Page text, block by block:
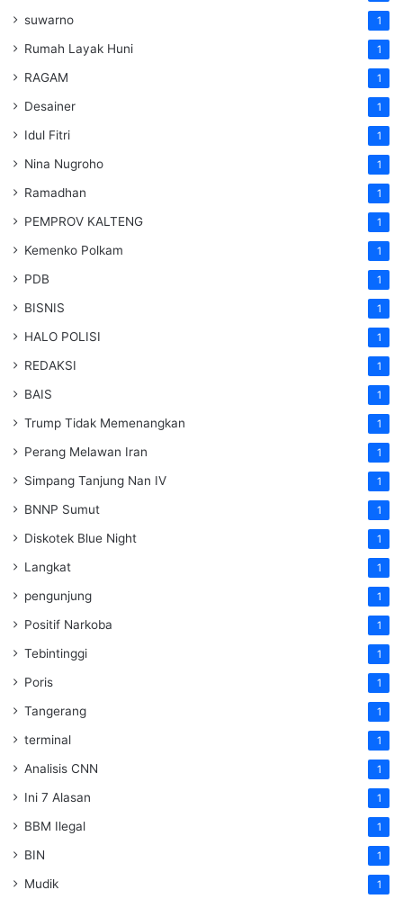
suwarno 1
Rumah Layak Huni 1
RAGAM 1
Desainer 1
Idul Fitri 1
Nina Nugroho 1
Ramadhan 1
PEMPROV KALTENG 1
Kemenko Polkam 1
PDB 1
BISNIS 1
HALO POLISI 1
REDAKSI 1
BAIS 1
Trump Tidak Memenangkan 1
Perang Melawan Iran 1
Simpang Tanjung Nan IV 1
BNNP Sumut 1
Diskotek Blue Night 1
Langkat 1
pengunjung 1
Positif Narkoba 1
Tebintinggi 1
Poris 1
Tangerang 1
terminal 1
Analisis CNN 1
Ini 7 Alasan 1
BBM Ilegal 1
BIN 1
Mudik 1